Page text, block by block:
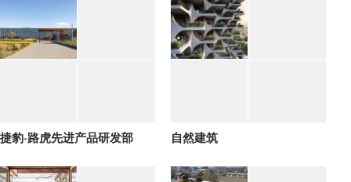
捷豹-路虎先进产品研发部 自然建筑